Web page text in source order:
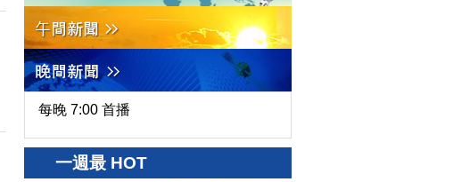
每晚 7:00 首播
一週最 HOT